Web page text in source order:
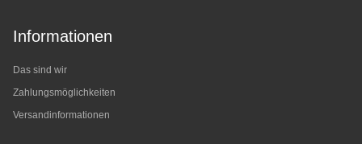
Informationen
Das sind wir
Zahlungsmöglichkeiten
Versandinformationen